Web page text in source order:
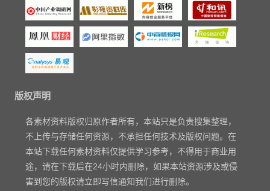
版权声明
各素材资料版权归原作者所有，本站只是负责搜集整理，
不上传与存储任何资源，不承担任何技术及版权问题。在
本站下载任何素材资料仅提供学习参考，不得用于商业用
途，请在下载后在24小时内删除，如果本站资源涉及或侵
害到您的版权请立即写信通知我们进行删除。